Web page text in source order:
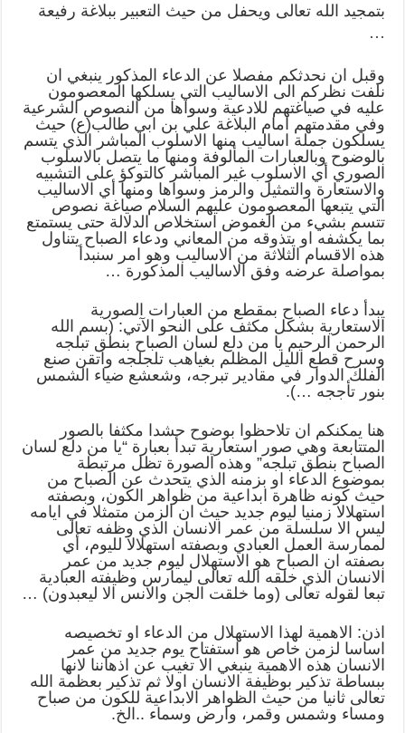
بتمجيد الله تعالى ويحفل من حيث التعبير ببلاغة رفيعة
…
وقبل ان نحدثكم مفصلا عن الدعاء المذكور ينبغي ان
نلفت نظركم الى الاساليب التي يسلكها المعصومون
عليه في صياغتهم للادعية وسواها من النصوص الشرعية
وفي مقدمتهم امام البلاغة علي بن ابي طالب(ع) حيث
يسلكون جملة اساليب منها الاسلوب المباشر الذي يتسم
بالوضوح وبالعبارات المألوفة ومنها ما يتصل بالاسلوب
الصوري أي الاسلوب غير المباشر كالتوكؤ على التشبيه
والاستعارة والتمثيل والرمز وسواها ومنها أي الاساليب
التي يتبعها المعصومون عليهم السلام صياغة نصوص
تتسم بشيء من الغموض استخلاص الدلالة حتى يستمتع
بما يكشفه او يتذوقه من المعاني ودعاء الصباح يتناول
هذه الاقسام الثلاثة من الاساليب وهو امر سنبدأ
بمواصلة عرضه وفق الاساليب المذكورة …
يبدأ دعاء الصباح بمقطع من العبارات الصورية
الاستعارية بشكل مكثف على النحو الآتي: (بسم الله
الرحمن الرحيم يا من دلع لسان الصباح بنطق تبلجه
وسرح قطع الليل المظلم بغياهب تلجلجه واتقن صنع
الفلك الدوار في مقادير تبرجه، وشعشع ضياء الشمس
بنور تأججه …).
هنا يمكنكم ان تلاحظوا بوضوح حشدا مكثفا بالصور
المتتابعة وهي صور استعارية تبدأ بعبارة “يا من دلع لسان
الصباح بنطق تبلجه” وهذه الصورة تظل مرتبطة
بموضوع الدعاء او بزمنه الذي يتحدث عن الصباح من
حيث كونه ظاهرة ابداعية من ظواهر الكون، وبصفته
استهلالا زمنيا ليوم جديد حيث ان الزمن متمثلا في ايامه
ليس الا سلسلة من عمر الانسان الذي وظفه تعالى
لممارسة العمل العبادي وبصفته استهلالا لليوم، أي
بصفته ان الصباح هو الاستهلال ليوم جديد من عمر
الانسان الذي خلقه الله تعالى ليمارس وظيفته العبادية
تبعا لقوله تعالى (وما خلقت الجن والانس الا ليعبدون) …
اذن: الاهمية لهذا الاستهلال من الدعاء او تخصيصه
اساسا لزمن خاص هو استفتاح يوم جديد من عمر
الانسان هذه الاهمية ينبغي الا تغيب عن اذهاننا لانها
ببساطة تذكير بوظيفة الانسان اولا ثم تذكير بعظمة الله
تعالى ثانيا من حيث الظواهر الابداعية للكون من صباح
ومساء وشمس وقمر، وارض وسماء ..الخ.